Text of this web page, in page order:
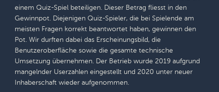
einem Quiz-Spiel beteiligen. Dieser Betrag fliesst in den
Gewinnpot. Diejenigen Quiz-Spieler, die bei Spielende am
meisten Fragen korrekt beantwortet haben, gewinnen den
Pot. Wir durften dabei das Erscheinungsbild, die
Benutzeroberfläche sowie die gesamte technische
Umsetzung übernehmen. Der Betrieb wurde 2019 aufgrund
mangelnder Userzahlen eingestellt und 2020 unter neuer
Inhaberschaft wieder aufgenommen.